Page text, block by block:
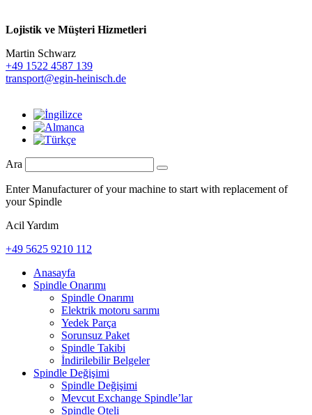
Lojistik ve Müşteri Hizmetleri
Martin Schwarz
+49 1522 4587 139
transport@egin-heinisch.de
Ara
Enter Manufacturer of your machine to start with replacement of
your Spindle
Acil Yardım
+49 5625 9210 112
Anasayfa
Spindle Onarımı
Spindle Onarımı
Elektrik motoru sarımı
Yedek Parça
Sorunsuz Paket
Spindle Takibi
İndirilebilir Belgeler
Spindle Değişimi
Spindle Değişimi
Mevcut Exchange Spindle’lar
Spindle Oteli